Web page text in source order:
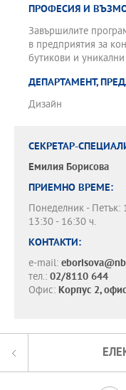
ПРОФЕСИЯ И
Завършилите
в предприятия за
бутикови и
ДЕПАРТАМЕНТ,
Дизайн
СЕКРЕТАР-
Емилия Борисова
ПРИЕМНО ВРЕМЕ:
Понеделник - Петък:
13:30 - 16:30 ч.
КОНТАКТИ:
e-mail:
тел.: 02/8110 644
Офис: Корпус 2,